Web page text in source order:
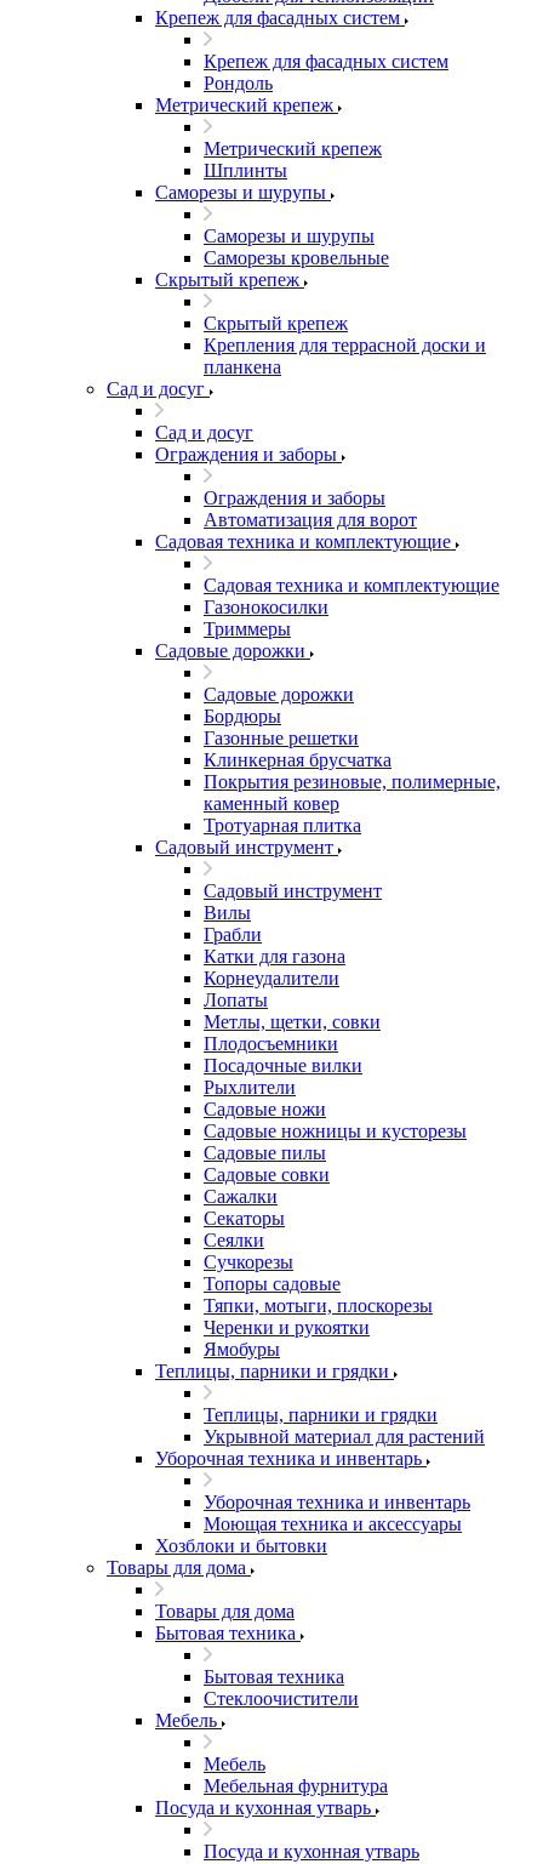
Крепеж для фасадных систем
Крепеж для фасадных систем
Рондоль
Метрический крепеж
Метрический крепеж
Шплинты
Саморезы и шурупы
Саморезы и шурупы
Саморезы кровельные
Скрытый крепеж
Скрытый крепеж
Крепления для террасной доски и
планкена
Сад и досуг
Сад и досуг
Ограждения и заборы
Ограждения и заборы
Автоматизация для ворот
Садовая техника и комплектующие
Садовая техника и комплектующие
Газонокосилки
Триммеры
Садовые дорожки
Садовые дорожки
Бордюры
Газонные решетки
Клинкерная брусчатка
Покрытия резиновые, полимерные,
каменный ковер
Тротуарная плитка
Садовый инструмент
Садовый инструмент
Вилы
Грабли
Катки для газона
Корнеудалители
Лопаты
Метлы, щетки, совки
Плодосъемники
Посадочные вилки
Рыхлители
Садовые ножи
Садовые ножницы и кусторезы
Садовые пилы
Садовые совки
Сажалки
Секаторы
Сеялки
Сучкорезы
Топоры садовые
Тяпки, мотыги, плоскорезы
Черенки и рукоятки
Ямобуры
Теплицы, парники и грядки
Теплицы, парники и грядки
Укрывной материал для растений
Уборочная техника и инвентарь
Уборочная техника и инвентарь
Моющая техника и аксессуары
Хозблоки и бытовки
Товары для дома
Товары для дома
Бытовая техника
Бытовая техника
Стеклоочистители
Мебель
Мебель
Мебельная фурнитура
Посуда и кухонная утварь
Посуда и кухонная утварь